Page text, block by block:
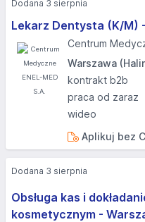
Lekarz Dentysta (K/M)
Centrum
Warszawa
kontrakt b2b
praca od zaraz
wideo
Aplikuj bez
Dodana 3 sierpnia
Obsługa kas i
kosmetycznym -
Dodana 3 sierpnia